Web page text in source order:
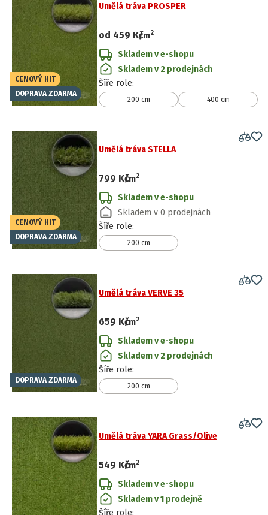
CENOVÝ HIT
DOPRAVA ZDARMA
Umělá tráva PROSPER
od 459 Kč
/m2
Skladem v e-shopu
Skladem v 2 prodejnách
Šíře role:
200 cm 400 cm
CENOVÝ HIT
DOPRAVA ZDARMA
Umělá tráva STELLA
799 Kč
/m2
Skladem v e-shopu
Skladem v 0 prodejnách
Šíře role:
200 cm
DOPRAVA ZDARMA
Umělá tráva VERVE 35
659 Kč
/m2
Skladem v e-shopu
Skladem v 2 prodejnách
Šíře role:
200 cm
Umělá tráva YARA Grass/Olive
549 Kč
/m2
Skladem v e-shopu
Skladem v 1 prodejně
Šíře role: